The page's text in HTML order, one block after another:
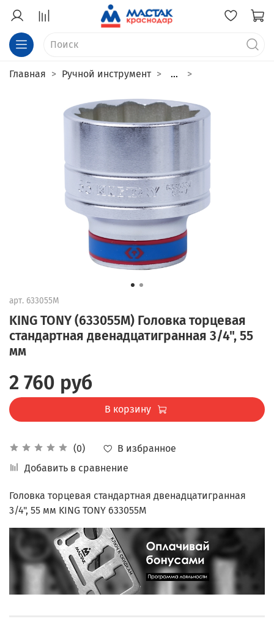
Главная Ручной инструмент ...
арт. 633055M
KING TONY (633055M) Головка торцевая
стандартная двенадцатигранная 3/4", 55
мм
(0)
В избранное
Добавить в сравнение
2 760 руб
В корзину
Головка торцевая стандартная двенадцатигранная
3/4", 55 мм KING TONY 633055M